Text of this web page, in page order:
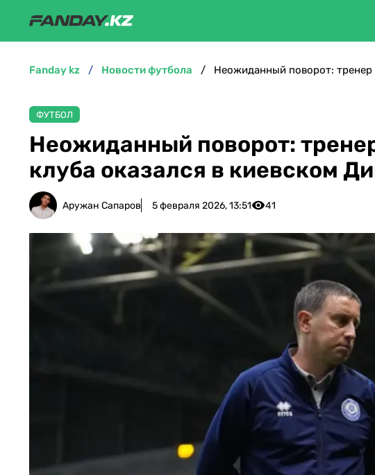
fanday kz новости футбола
ФУТБОЛ
Неожиданный поворот:
клуба оказался в киевском
Аружан Сапаров 5 февраля 2026, 13:51 41